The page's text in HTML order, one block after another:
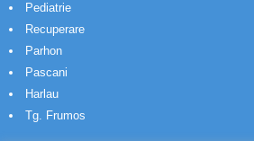
Pediatrie
Recuperare
Parhon
Pascani
Harlau
Tg. Frumos